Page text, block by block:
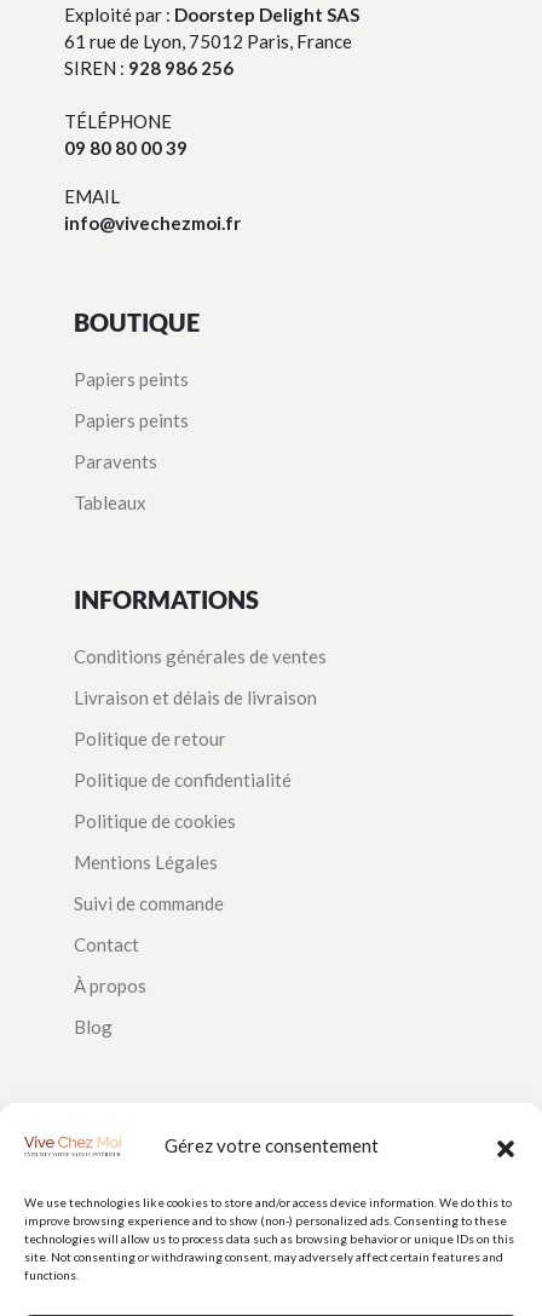
Gérez votre consentement
We use technologies like cookies to store and/or access device information. We do this to
improve browsing experience and to show (non-) personalized ads. Consenting to these
technologies will allow us to process data such as browsing behavior or unique IDs on this
site. Not consenting or withdrawing consent, may adversely affect certain features and
functions.
Exploité par : Doorstep Delight SAS
61 rue de Lyon, 75012 Paris, France
SIREN : 928 986 256
TÉLÉPHONE
09 80 80 00 39
EMAIL
info@vivechezmoi.fr
BOUTIQUE
Papiers peints
Papiers peints
Paravents
Tableaux
INFORMATIONS
Conditions générales de ventes
Livraison et délais de livraison
Politique de retour
Politique de confidentialité
Politique de cookies
Mentions Légales
Suivi de commande
Contact
À propos
Blog
PAIEMENTS